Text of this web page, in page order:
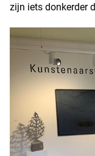
zijn iets donkerder